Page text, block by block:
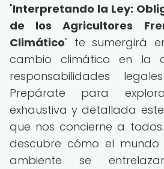
"Interpretando la Ley:
de los Agricultores
Climático" te sumergirá
cambio climático en la
responsabilidades
Prepárate para
exhaustiva y detallada
que nos concierne a
descubre cómo el
ambiente se